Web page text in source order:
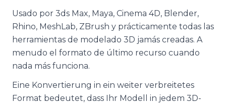
Usado por 3ds Max, Maya, Cinema 4D, Blender,
Rhino, MeshLab, ZBrush y prácticamente todas las
herramientas de modelado 3D jamás creadas. A
menudo el formato de último recurso cuando
nada más funciona.
Eine Konvertierung in ein weiter verbreitetes
Format bedeutet, dass Ihr Modell in jedem 3D-